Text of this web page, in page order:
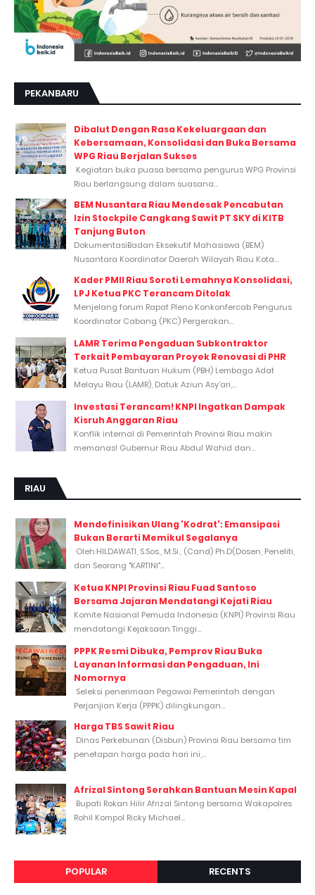
PEKANBARU
Dibalut Dengan Rasa Kekeluargaan dan
Kebersamaan, Konsolidasi dan Buka Bersama
WPG Riau Berjalan Sukses
Kegiatan buka puasa bersama pengurus WPG Provinsi
Riau berlangsung dalam suasana...
BEM Nusantara Riau Mendesak Pencabutan
Izin Stockpile Cangkang Sawit PT SKY di KITB
Tanjung Buton
DokumentasiBadan Eksekutif Mahasiswa (BEM)
Nusantara Koordinator Daerah Wilayah Riau Kota...
Kader PMII Riau Soroti Lemahnya Konsolidasi,
LPJ Ketua PKC Terancam Ditolak
Menjelang forum Rapat Pleno Konkonfercab Pengurus
Koordinator Cabang (PKC) Pergerakan...
LAMR Terima Pengaduan Subkontraktor
Terkait Pembayaran Proyek Renovasi di PHR
Ketua Pusat Bantuan Hukum (PBH) Lembaga Adat
Melayu Riau (LAMR), Datuk Aziun Asy’ari,...
Investasi Terancam! KNPI Ingatkan Dampak
Kisruh Anggaran Riau
Konflik internal di Pemerintah Provinsi Riau makin
memanas! Gubernur Riau Abdul Wahid dan...
RIAU
Mendefinisikan Ulang 'Kodrat': Emansipasi
Bukan Berarti Memikul Segalanya
Oleh:HILDAWATI, S.Sos., M.Si., (Cand) Ph.D(Dosen, Peneliti,
dan Seorang "KARTINI"...
Ketua KNPI Provinsi Riau Fuad Santoso
Bersama Jajaran Mendatangi Kejati Riau
Komite Nasional Pemuda Indonesia (KNPI) Provinsi Riau
mendatangi Kejaksaan Tinggi...
PPPK Resmi Dibuka, Pemprov Riau Buka
Layanan Informasi dan Pengaduan, Ini
Nomornya
Seleksi penerimaan Pegawai Pemerintah dengan
Perjanjian Kerja (PPPK) dilingkungan...
Harga TBS Sawit Riau
Dinas Perkebunan (Disbun) Provinsi Riau bersama tim
penetapan harga pada hari ini,...
Afrizal Sintong Serahkan Bantuan Mesin Kapal
Bupati Rokan Hilir Afrizal Sintong bersama Wakapolres
Rohil Kompol Ricky Michael...
POPULAR RECENTS